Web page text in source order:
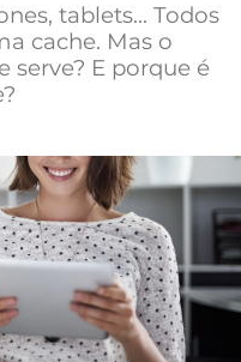
tablets… Todos
cache. Mas o
serve? E porque é